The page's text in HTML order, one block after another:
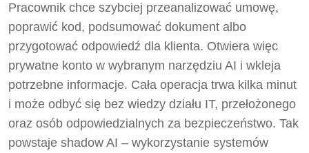
Pracownik chce szybciej przeanalizować umowę,
poprawić kod, podsumować dokument albo
przygotować odpowiedź dla klienta. Otwiera więc
prywatne konto w wybranym narzędziu AI i wkleja
potrzebne informacje. Cała operacja trwa kilka minut
i może odbyć się bez wiedzy działu IT, przełożonego
oraz osób odpowiedzialnych za bezpieczeństwo. Tak
powstaje shadow AI – wykorzystanie systemów